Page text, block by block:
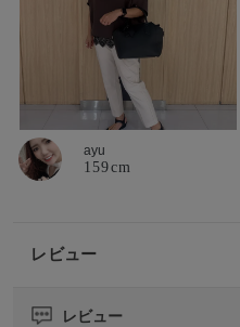
ayu
159cm
レビュー
レビュー